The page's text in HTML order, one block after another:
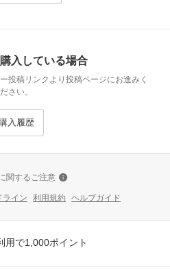
入している場合
投稿リンクより投稿ページにお進みく
ださい。
購入履歴
関するご注意
ライン 利用規約 ヘルプガイド
用で1,000ポイント